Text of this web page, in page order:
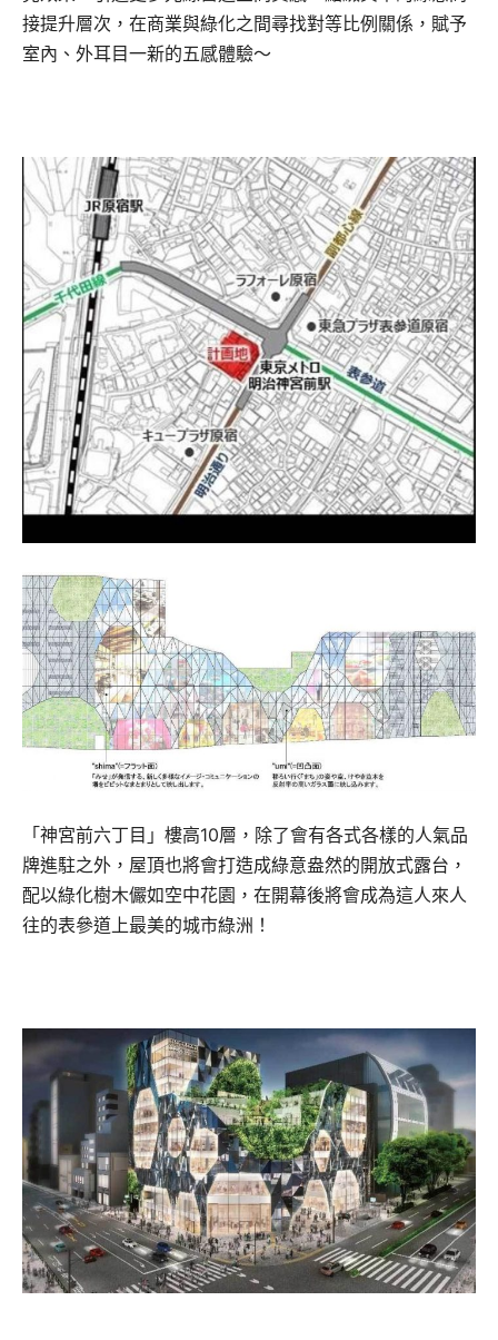
接提升層次，在商業與綠化之間尋找對等比例關係，賦予
室內、外耳目一新的五感體驗～
「神宮前六丁目」樓高10層，除了會有各式各樣的人氣品
牌進駐之外，屋頂也將會打造成綠意盎然的開放式露台，
配以綠化樹木儼如空中花園，在開幕後將會成為這人來人
往的表參道上最美的城市綠洲！